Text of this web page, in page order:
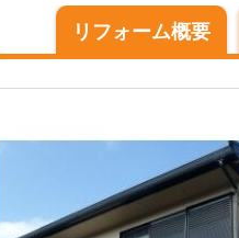
リフォーム概要